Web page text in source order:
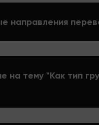
направления
на тему "Как тип